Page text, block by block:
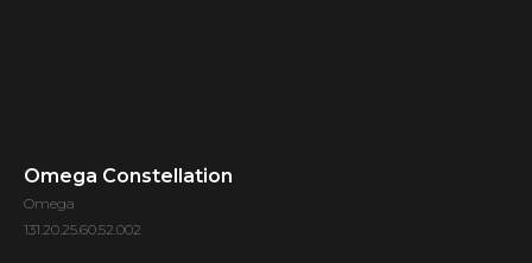
Omega Constellation
Omega
131.20.25.60.52.002